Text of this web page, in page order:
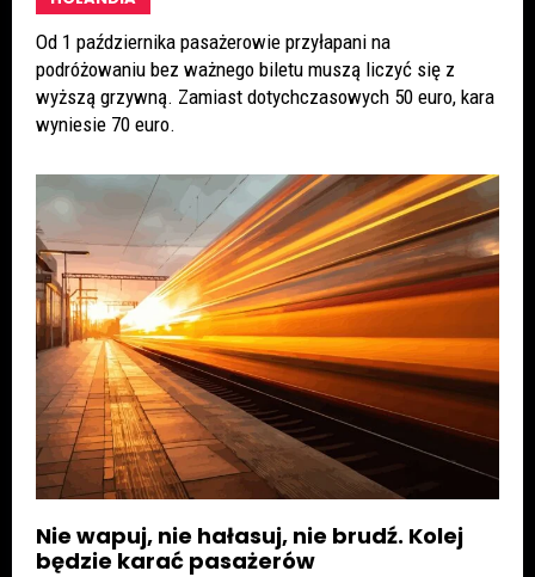
Od 1 października pasażerowie przyłapani na
podróżowaniu bez ważnego biletu muszą liczyć się z
wyższą grzywną. Zamiast dotychczasowych 50 euro, kara
wyniesie 70 euro.
Nie wapuj, nie hałasuj, nie brudź. Kolej
będzie karać pasażerów